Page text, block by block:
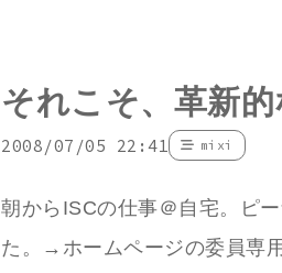
それこそ、革新的
2008/07/05 22:41 mixi
朝からISCの仕事＠自宅。ピ
た。→ホームページの委員専